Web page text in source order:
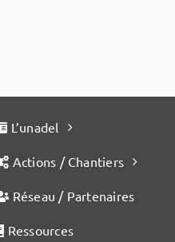
L’unadel
Actions / Chantiers
Réseau / Partenaires
Ressources